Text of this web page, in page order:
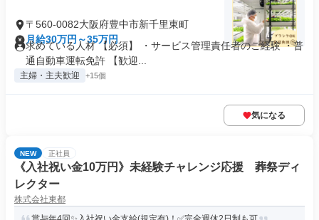
〒560-0082大阪府豊中市新千里東町
月給30万円～35万円
求めている人材 【必須】 ・サービス管理責任者のご経験 ・普
通自動車運転免許 【歓迎...
主婦・主夫歓迎 +15個
気になる
NEW 正社員
《入社祝い金10万円》未経験チャレンジ応援 葬祭ディ
レクター
株式会社東都